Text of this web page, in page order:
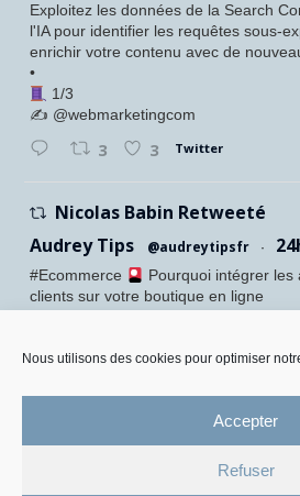
Nous utilisons des cookies pour optimiser
Accepter
Refuser
Exploitez les données de la Search
l'IA pour identifier les requêtes sous-
enrichir votre contenu avec de
•
1/3
✍️ @webmarketingcom
3 3 Twitter
Nicolas Babin Retweeté
Audrey Tips
@audreytipsfr ·
#Ecommerce
Pourquoi intégrer les
clients sur votre boutique en ligne
SEO renforcé
•